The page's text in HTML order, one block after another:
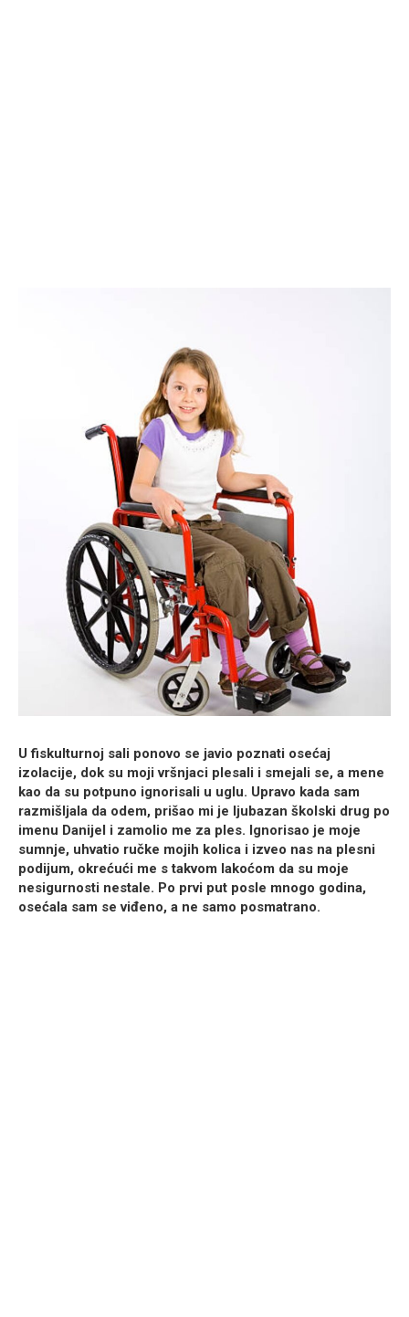
U fiskulturnoj sali ponovo se javio poznati osećaj
izolacije, dok su moji vršnjaci plesali i smejali se, a mene
kao da su potpuno ignorisali u uglu. Upravo kada sam
razmišljala da odem, prišao mi je ljubazan školski drug po
imenu Danijel i zamolio me za ples. Ignorisao je moje
sumnje, uhvatio ručke mojih kolica i izveo nas na plesni
podijum, okrećući me s takvom lakoćom da su moje
nesigurnosti nestale. Po prvi put posle mnogo godina,
osećala sam se viđeno, a ne samo posmatrano.